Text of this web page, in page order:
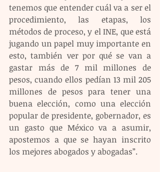
tenemos que entender cuál va a ser el
procedimiento, las etapas, los
métodos de proceso, y el INE, que está
jugando un papel muy importante en
esto, también ver por qué se van a
gastar más de 7 mil millones de
pesos, cuando ellos pedían 13 mil 205
millones de pesos para tener una
buena elección, como una elección
popular de presidente, gobernador, es
un gasto que México va a asumir,
apostemos a que se hayan inscrito
los mejores abogados y abogadas”.